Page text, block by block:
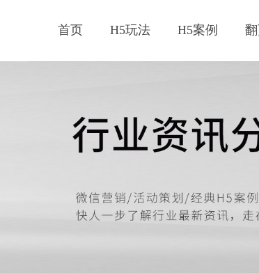
首页 H5玩法 H5案例